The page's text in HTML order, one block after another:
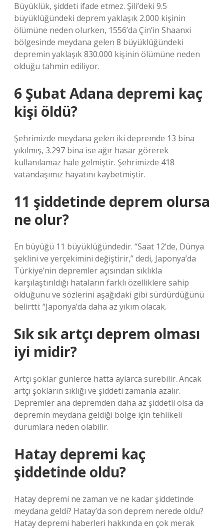
Büyüklük, şiddeti ifade etmez. Şili’deki 9.5
büyüklüğündeki deprem yaklaşık 2.000 kişinin
ölümüne neden olurken, 1556’da Çin’in Shaanxi
bölgesinde meydana gelen 8 büyüklüğündeki
depremin yaklaşık 830.000 kişinin ölümüne neden
olduğu tahmin ediliyor.
6 Şubat Adana depremi kaç
kişi öldü?
Şehrimizde meydana gelen iki depremde 13 bina
yıkılmış, 3.297 bina ise ağır hasar görerek
kullanılamaz hale gelmiştir. Şehrimizde 418
vatandaşımız hayatını kaybetmiştir.
11 şiddetinde deprem olursa
ne olur?
En büyüğü 11 büyüklüğündedir. “Saat 12’de, Dünya
şeklini ve yerçekimini değiştirir,” dedi, Japonya’da
Türkiye’nin depremler açısından sıklıkla
karşılaştırıldığı hataların farklı özelliklere sahip
olduğunu ve sözlerini aşağıdaki gibi sürdürdüğünü
belirtti: “Japonya’da daha az yıkım olacak.
Sık sık artçı deprem olması
iyi midir?
Artçı şoklar günlerce hatta aylarca sürebilir. Ancak
artçı şokların sıklığı ve şiddeti zamanla azalır.
Depremler ana depremden daha az şiddetli olsa da
depremin meydana geldiği bölge için tehlikeli
durumlara neden olabilir.
Hatay depremi kaç
şiddetinde oldu?
Hatay depremi ne zaman ve ne kadar şiddetinde
meydana geldi? Hatay’da son deprem nerede oldu?
Hatay depremi haberleri hakkında en çok merak